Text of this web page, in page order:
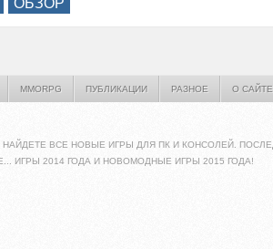
MMORPG ПУБЛИКАЦИИ РАЗНОЕ О САЙТЕ
ВСЕ НОВЫЕ ИГРЫ ДЛЯ ПК И КОНСОЛЕЙ.
ИГРЫ 2014 ГОДА И НОВОМОДНЫЕ ИГРЫ 2015 ГОДА!